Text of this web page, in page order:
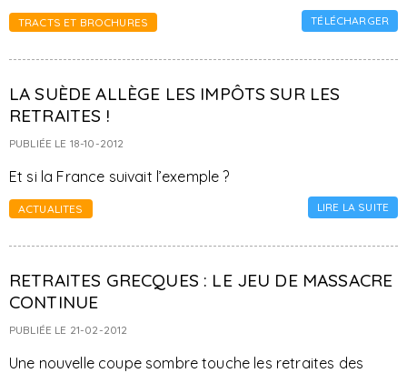
TRACTS ET BROCHURES TÉLÉCHARGER
LA SUÈDE ALLÈGE LES IMPÔTS SUR LES
RETRAITES !
PUBLIÉE LE 18-10-2012
Et si la France suivait l’exemple ?
ACTUALITES LIRE LA SUITE
RETRAITES GRECQUES : LE JEU DE MASSACRE
CONTINUE
PUBLIÉE LE 21-02-2012
Une nouvelle coupe sombre touche les retraites des